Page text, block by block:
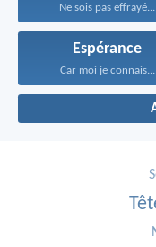
Ne sois pas effrayé...
Espérance
Car moi je connais...